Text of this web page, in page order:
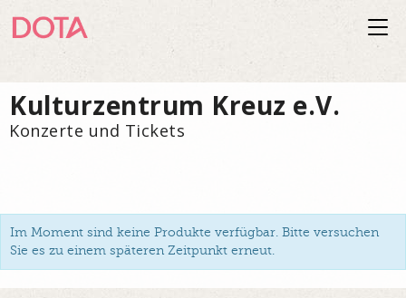
Kulturzentrum Kreuz e.V.
Konzerte und Tickets
Im Moment sind keine Produkte verfügbar. Bitte versuchen
Sie es zu einem späteren Zeitpunkt erneut.